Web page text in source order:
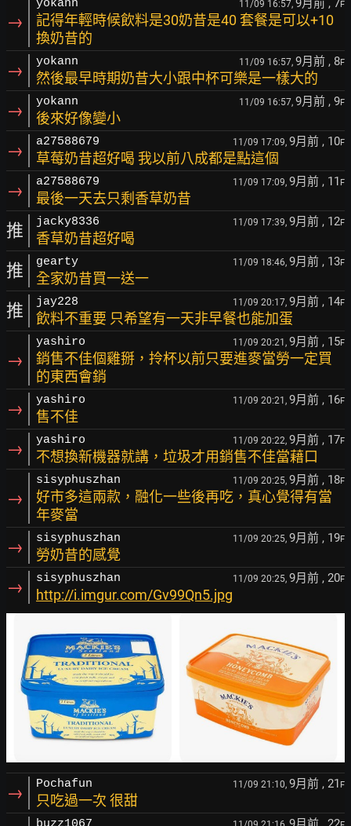
→
yokann 11/09 16:57, 9月前 , 7 F
記得年輕時候飲料是30奶昔是40 套餐是可以+10
換奶昔的
→ yokann 11/09 16:57, 9月前 , 8F
然後最早時期奶昔大小跟中杯可樂是一樣大的
→ yokann 11/09 16:57, 9月前 , 9F
後來好像變小
→ a27588679 11/09 17:09, 9月前 , 10F
草莓奶昔超好喝 我以前八成都是點這個
→ a27588679 11/09 17:09, 9月前 , 11 F
最後一天去只剩香草奶昔
推 jacky8336 11/09 17:39, 9月前 , 12F
香草奶昔超好喝
推 gearty 11/09 18:46, 9月前 , 13F
全家奶昔買一送一
推 jay228 11/09 20:17, 9月前 , 14F
飲料不重要 只希望有一天非早餐也能加蛋
→
yashiro 11/09 20:21, 9月前 , 15F
銷售不佳個雞掰，拎杯以前只要進麥當勞一定買
的東西會銷
→ yashiro 11/09 20:21, 9月前 , 16F
售不佳
→ yashiro 11/09 20:22, 9月前 , 17F
不想換新機器就講，垃圾才用銷售不佳當藉口
→
sisyphuszhan 11/09 20:25, 9月前 , 18F
好市多這兩款，融化一些後再吃，真心覺得有當
年麥當
→ sisyphuszhan 11/09 20:25, 9月前 , 19F
勞奶昔的感覺
→ sisyphuszhan 11/09 20:25, 9月前 , 20F
http://i.imgur.com/Gv99Qn5.jpg
→ Pochafun 11/09 21:10, 9月前 , 21 F
只吃過一次 很甜